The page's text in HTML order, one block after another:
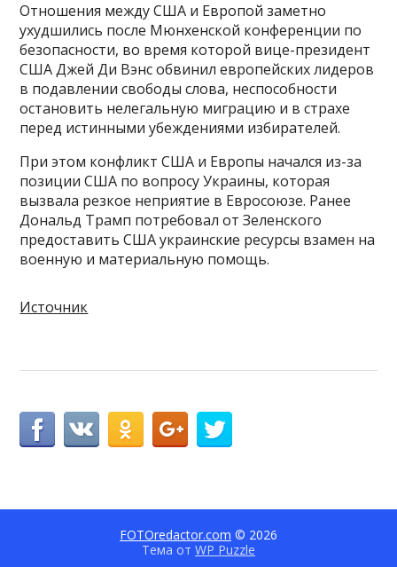
Отношения между США и Европой заметно
ухудшились после Мюнхенской конференции по
безопасности, во время которой вице-президент
США Джей Ди Вэнс обвинил европейских лидеров
в подавлении свободы слова, неспособности
остановить нелегальную миграцию и в страхе
перед истинными убеждениями избирателей.
При этом конфликт США и Европы начался из-за
позиции США по вопросу Украины, которая
вызвала резкое неприятие в Евросоюзе. Ранее
Дональд Трамп потребовал от Зеленского
предоставить США украинские ресурсы взамен на
военную и материальную помощь.
Источник
FOTOredactor.com © 2026
Тема от WP Puzzle